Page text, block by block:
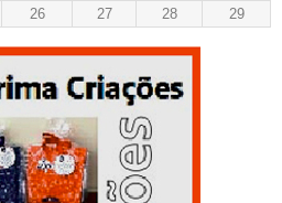
26 27 28 29